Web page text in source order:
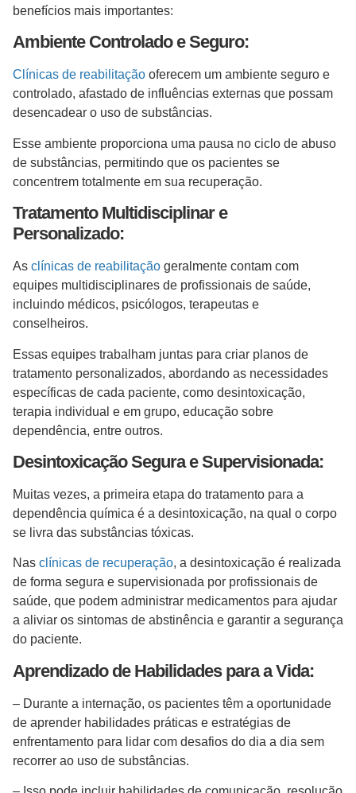
benefícios mais importantes:
Ambiente Controlado e Seguro:
Clínicas de reabilitação oferecem um ambiente seguro e
controlado, afastado de influências externas que possam
desencadear o uso de substâncias.
Esse ambiente proporciona uma pausa no ciclo de abuso
de substâncias, permitindo que os pacientes se
concentrem totalmente em sua recuperação.
Tratamento Multidisciplinar e
Personalizado:
As clínicas de reabilitação geralmente contam com
equipes multidisciplinares de profissionais de saúde,
incluindo médicos, psicólogos, terapeutas e
conselheiros.
Essas equipes trabalham juntas para criar planos de
tratamento personalizados, abordando as necessidades
específicas de cada paciente, como desintoxicação,
terapia individual e em grupo, educação sobre
dependência, entre outros.
Desintoxicação Segura e Supervisionada:
Muitas vezes, a primeira etapa do tratamento para a
dependência química é a desintoxicação, na qual o corpo
se livra das substâncias tóxicas.
Nas clínicas de recuperação, a desintoxicação é realizada
de forma segura e supervisionada por profissionais de
saúde, que podem administrar medicamentos para ajudar
a aliviar os sintomas de abstinência e garantir a segurança
do paciente.
Aprendizado de Habilidades para a Vida:
– Durante a internação, os pacientes têm a oportunidade
de aprender habilidades práticas e estratégias de
enfrentamento para lidar com desafios do dia a dia sem
recorrer ao uso de substâncias.